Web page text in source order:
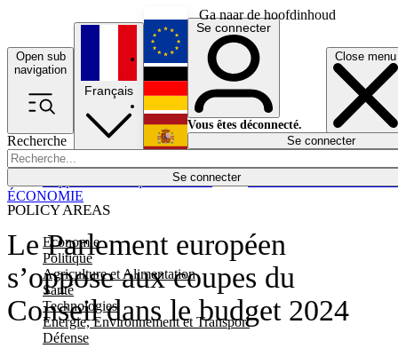
Ga naar de hoofdinhoud
Open sub
navigation
Close menu
Recherche
Se connecter
POLICY AREAS
Economie
Politique
Agriculture et Alimentation
Santé
Technologies
Energie, Environnement et Transport
Défense
Économie
Français
English
Deutsch
Español
Se connecter
Vous êtes déconnecté.
Se connecter
Le Parlement européen
s’oppose aux coupes du
Conseil dans le budget 2024
ÉCONOMIE